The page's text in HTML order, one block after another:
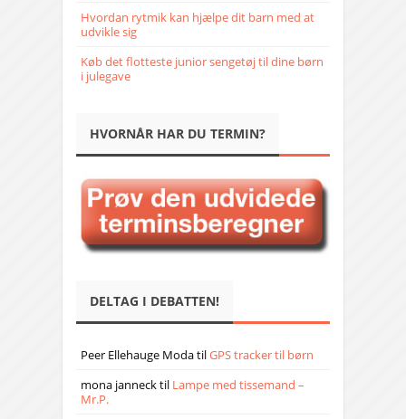
Hvordan rytmik kan hjælpe dit barn med at
udvikle sig
Køb det flotteste junior sengetøj til dine børn
i julegave
HVORNÅR HAR DU TERMIN?
DELTAG I DEBATTEN!
Peer Ellehauge ModatilGPS tracker til børn
mona jannecktil Lampe med tissemand –
Mr.P.